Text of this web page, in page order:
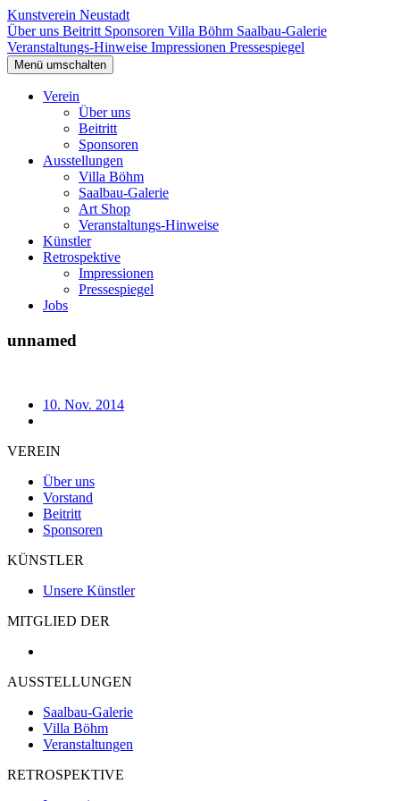
Kunstverein Neustadt
Über uns Beitritt Sponsoren Villa Böhm Saalbau-Galerie
Veranstaltungs-Hinweise Impressionen Pressespiegel
Menü umschalten
Verein
Über uns
Beitritt
Sponsoren
Ausstellungen
Villa Böhm
Saalbau-Galerie
Art Shop
Veranstaltungs-Hinweise
Künstler
Retrospektive
Impressionen
Pressespiegel
Jobs
unnamed
10. Nov. 2014
VEREIN
Über uns
Vorstand
Beitritt
Sponsoren
KÜNSTLER
Unsere Künstler
MITGLIED DER
AUSSTELLUNGEN
Saalbau-Galerie
Villa Böhm
Veranstaltungen
RETROSPEKTIVE